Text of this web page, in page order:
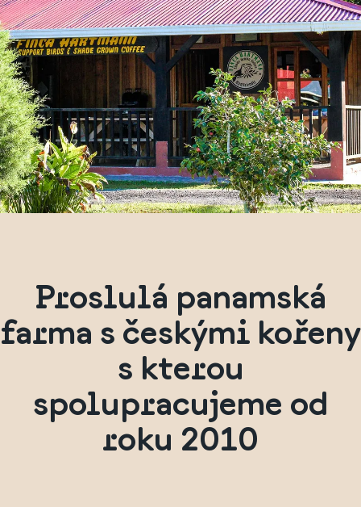
Proslulá panamská
farma s českými kořeny
s kterou
spolupracujeme od
roku 2010